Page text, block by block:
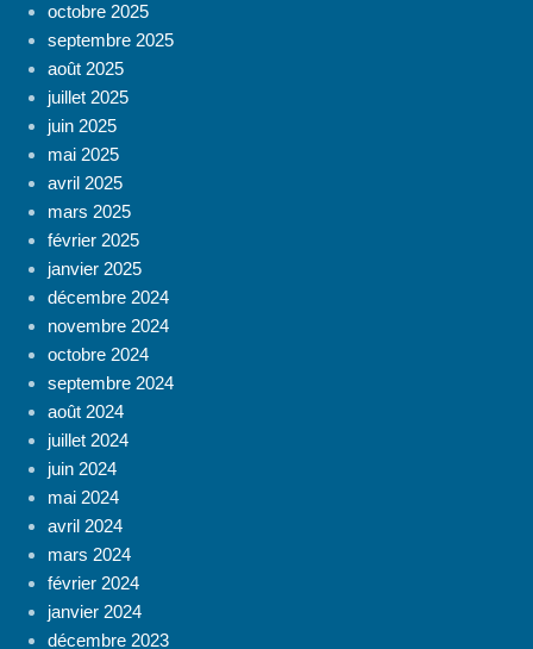
octobre 2025
septembre 2025
août 2025
juillet 2025
juin 2025
mai 2025
avril 2025
mars 2025
février 2025
janvier 2025
décembre 2024
novembre 2024
octobre 2024
septembre 2024
août 2024
juillet 2024
juin 2024
mai 2024
avril 2024
mars 2024
février 2024
janvier 2024
décembre 2023